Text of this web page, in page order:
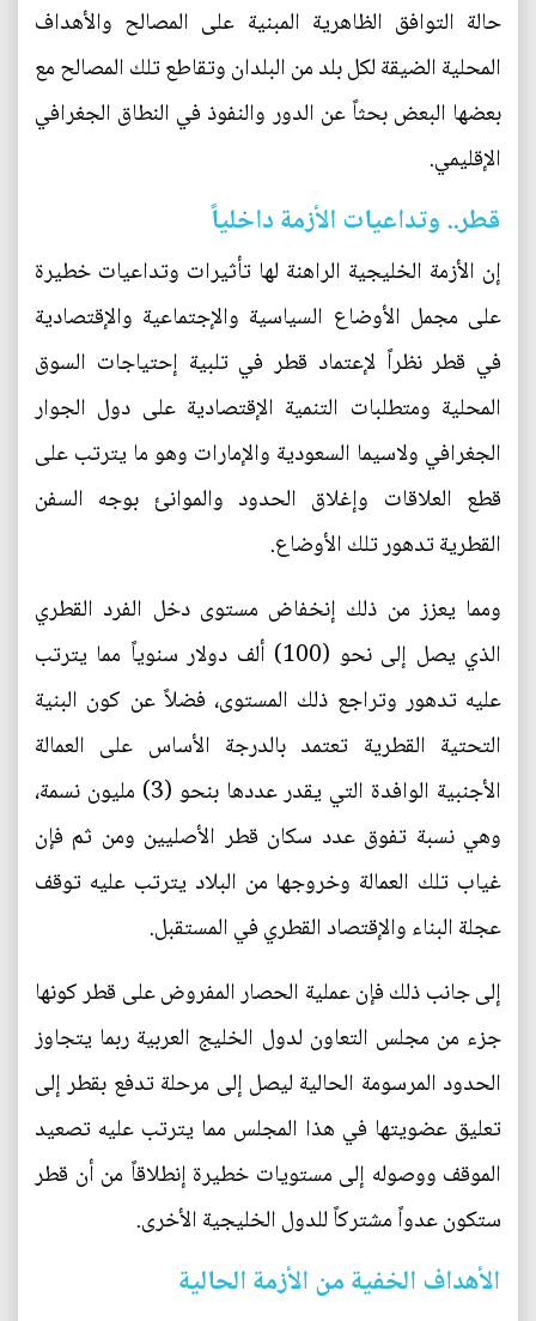
حالة التوافق الظاهرية المبنية على المصالح والأهداف
المحلية الضيقة لكل بلد من البلدان وتقاطع تلك المصالح مع
بعضها البعض بحثاً عن الدور والنفوذ في النطاق الجغرافي
الإقليمي.
قطر.. وتداعيات الأزمة داخلياً
إن الأزمة الخليجية الراهنة لها تأثيرات وتداعيات خطيرة
على مجمل الأوضاع السياسية والإجتماعية والإقتصادية
في قطر نظراً لإعتماد قطر في تلبية إحتياجات السوق
المحلية ومتطلبات التنمية الإقتصادية على دول الجوار
الجغرافي ولاسيما السعودية والإمارات وهو ما يترتب على
قطع العلاقات وإغلاق الحدود والموانئ بوجه السفن
القطرية تدهور تلك الأوضاع.
ومما يعزز من ذلك إنخفاض مستوى دخل الفرد القطري
الذي يصل إلى نحو (100) ألف دولار سنوياً مما يترتب
عليه تدهور وتراجع ذلك المستوى، فضلاً عن كون البنية
التحتية القطرية تعتمد بالدرجة الأساس على العمالة
الأجنبية الوافدة التي يقدر عددها بنحو (3) مليون نسمة،
وهي نسبة تفوق عدد سكان قطر الأصليين ومن ثم فإن
غياب تلك العمالة وخروجها من البلاد يترتب عليه توقف
عجلة البناء والإقتصاد القطري في المستقبل.
إلى جانب ذلك فإن عملية الحصار المفروض على قطر كونها
جزء من مجلس التعاون لدول الخليج العربية ربما يتجاوز
الحدود المرسومة الحالية ليصل إلى مرحلة تدفع بقطر إلى
تعليق عضويتها في هذا المجلس مما يترتب عليه تصعيد
الموقف ووصوله إلى مستويات خطيرة إنطلاقاً من أن قطر
ستكون عدواً مشتركاً للدول الخليجية الأخرى.
الأهداف الخفية من الأزمة الحالية